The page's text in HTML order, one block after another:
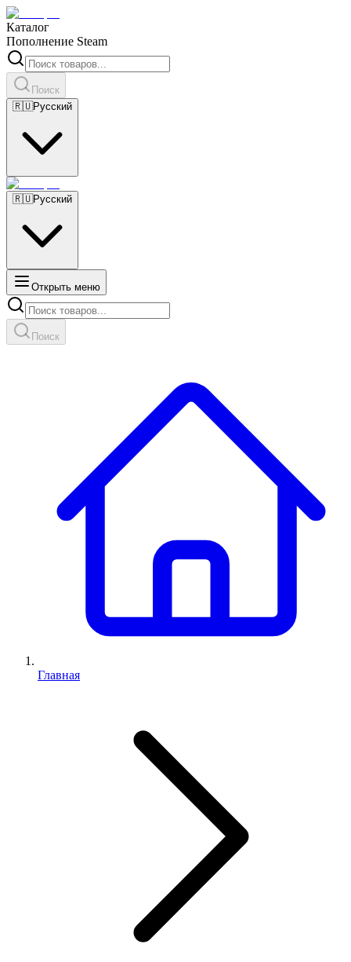
Каталог
Пополнение Steam
Поиск
🇷🇺Русский
🇷🇺Русский
Открыть меню
Поиск
Главная